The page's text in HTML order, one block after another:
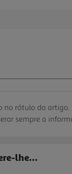
no rótulo do artigo.
sempre a
lhe...